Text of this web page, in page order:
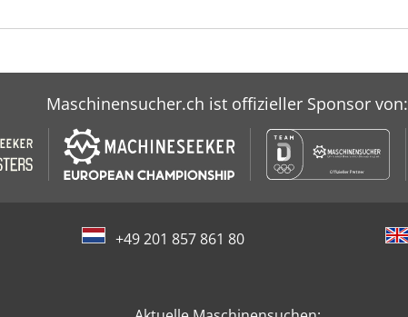
Maschinensucher.ch ist offizieller Sponsor von:
+49 201 857 861 80